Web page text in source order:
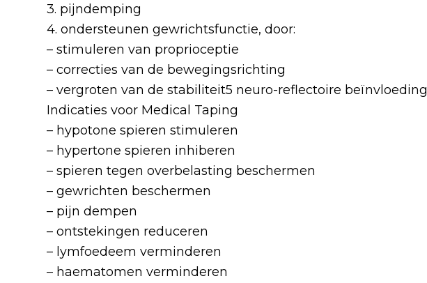
3. pijndemping
4. ondersteunen gewrichtsfunctie, door:
– stimuleren van proprioceptie
– correcties van de bewegingsrichting
– vergroten van de stabiliteit5 neuro-reflectoire beïnvloeding
Indicaties voor Medical Taping
– hypotone spieren stimuleren
– hypertone spieren inhiberen
– spieren tegen overbelasting beschermen
– gewrichten beschermen
– pijn dempen
– ontstekingen reduceren
– lymfoedeem verminderen
– haematomen verminderen